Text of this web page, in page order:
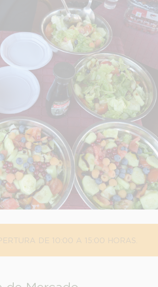
DE 10:00 A 15:00 HORAS.
SOBRE LA PROTECCIÓN DE TUS DATOS
link
link